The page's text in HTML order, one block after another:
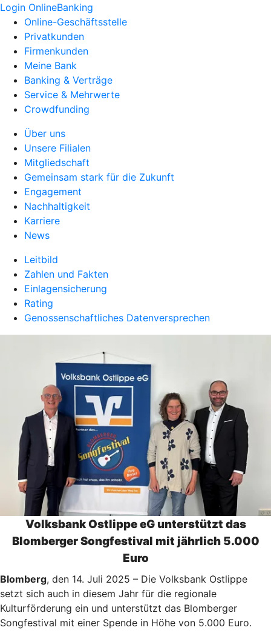
Login OnlineBanking
Online-Geschäftsstelle
Privatkunden
Firmenkunden
Meine Bank
Banking & Verträge
Service & Mehrwerte
Crowdfunding
Über uns
Unsere Filialen
Mitgliedschaft
Gemeinsam stark für die Zukunft
Engagement
Nachhaltigkeit
Karriere
News
Leitbild
Zahlen und Fakten
Einlagensicherung
Rating
Genossenschaftliches Datenversprechen
Volksbank Ostlippe eG unterstützt das
Blomberger Songfestival mit jährlich 5.000
Euro
Blomberg, den 14. Juli 2025 – Die Volksbank Ostlippe
setzt sich auch in diesem Jahr für die regionale
Kulturförderung ein und unterstützt das Blomberger
Songfestival mit einer Spende in Höhe von 5.000 Euro.